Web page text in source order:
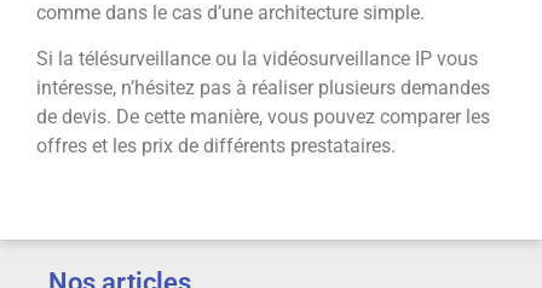
comme dans le cas d’une architecture simple.
Si la télésurveillance ou la vidéosurveillance IP vous
intéresse, n’hésitez pas à réaliser plusieurs demandes
de devis. De cette manière, vous pouvez comparer les
offres et les prix de différents prestataires.